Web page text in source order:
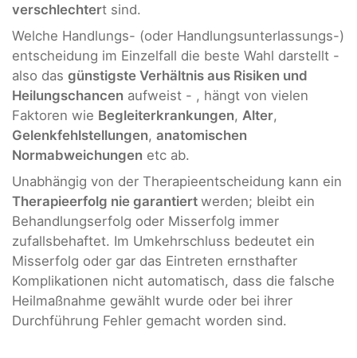
verschlechtert sind.
Welche Handlungs- (oder Handlungsunterlassungs-)
entscheidung im Einzelfall die beste Wahl darstellt -
also das günstigste Verhältnis aus Risiken und
Heilungschancen aufweist - , hängt von vielen
Faktoren wie Begleiterkrankungen, Alter,
Gelenkfehlstellungen, anatomischen
Normabweichungen etc ab.
Unabhängig von der Therapieentscheidung kann ein
Therapieerfolg nie garantiert werden; bleibt ein
Behandlungserfolg oder Misserfolg immer
zufallsbehaftet. Im Umkehrschluss bedeutet ein
Misserfolg oder gar das Eintreten ernsthafter
Komplikationen nicht automatisch, dass die falsche
Heilmaßnahme gewählt wurde oder bei ihrer
Durchführung Fehler gemacht worden sind.